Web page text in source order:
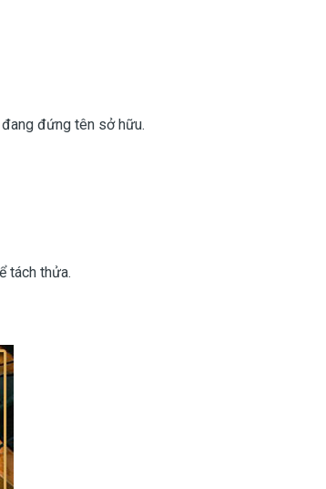
đứng tên sở hữu.
tách thửa.